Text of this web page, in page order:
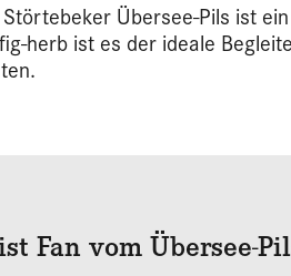
Übersee-Pils ist
herb ist es der ideale
Fan vom Übersee-